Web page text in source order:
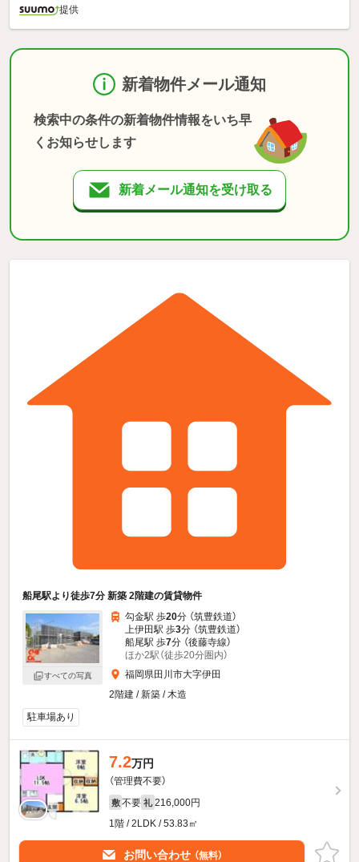
提供
新着物件メール通知
検索中の条件の新着物件情報をいち早
くお知らせします
新着メール通知を受け取る
船尾駅より徒歩7分 新築 2階建の賃貸物件
すべての写真
勾金駅 歩20分 （筑豊鉄道）
上伊田駅 歩3分 （筑豊鉄道）
船尾駅 歩7分 （後藤寺線）
ほか2駅（徒歩20分圏内）
福岡県田川市大字伊田
2階建 / 新築 / 木造
駐車場あり
7.2万円
（管理費不要）
敷 不要 礼 216,000円
1階 / 2LDK / 53.83㎡
お問い合わせ （無料）